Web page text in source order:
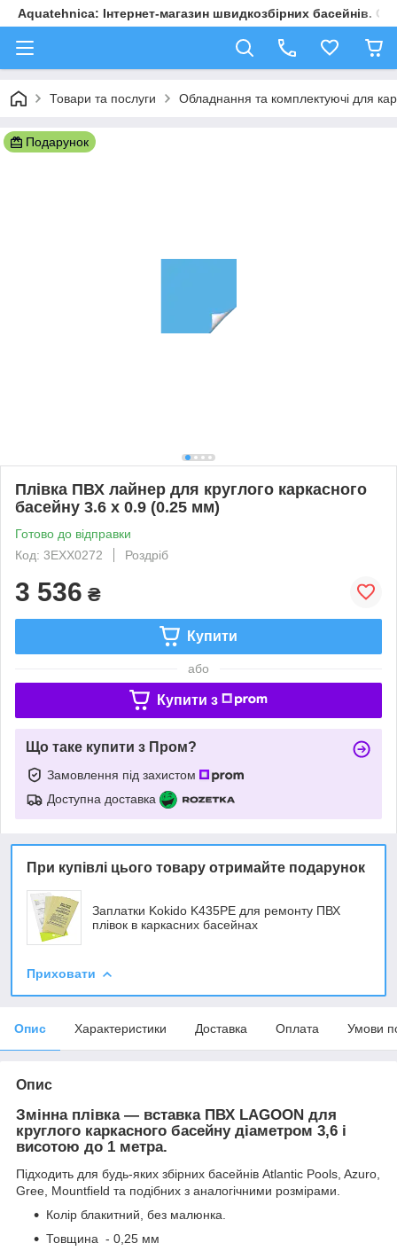
Aquatehnica: Інтернет-магазин швидкозбірних басейнів.
Товари та послуги Обладнання та комплектуючі для
Подарунок
Плівка ПВХ лайнер для круглого каркасного
басейну 3.6 х 0.9 (0.25 мм)
Готово до відправки
Код: 3EXX0272
Роздріб
3 536 ₴
Купити
або
Купити з
Що таке купити з Пром?
Замовлення під захистом
Доступна доставка
При купівлі цього товару отримайте подарунок
Заплатки Kokido K435PE для ремонту ПВХ
плівок в каркасних басейнах
Приховати
Опис Характеристики Доставка Оплата Умови
Опис
Змінна плівка — вставка ПВХ LAGOON для
круглого каркасного басейну діаметром 3,6 і
висотою до 1 метра.
Підходить для будь-яких збірних басейнів Atlantic Pools, Azuro,
Gree, Mountfield та подібних з аналогічними розмірами.
Колір блакитний, без малюнка.
Товщина - 0,25 мм